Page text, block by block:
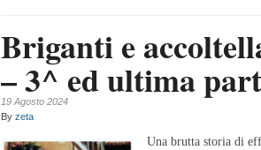
Briganti e
– 3^ ed ultima
19 Agosto 2024
By zeta
Una brutta storia di